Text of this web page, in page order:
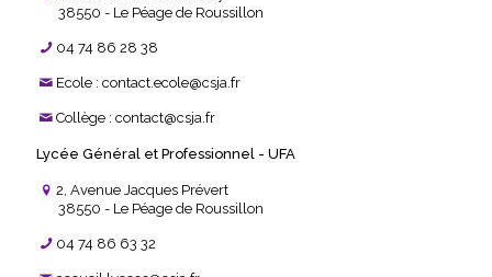
38550 - Le Péage de Roussillon
04 74 86 28 38
Ecole : contact.ecole@csja.fr
Collège : contact@csja.fr
Lycée Général et Professionnel - UFA
2, Avenue Jacques Prévert
38550 - Le Péage de Roussillon
04 74 86 63 32